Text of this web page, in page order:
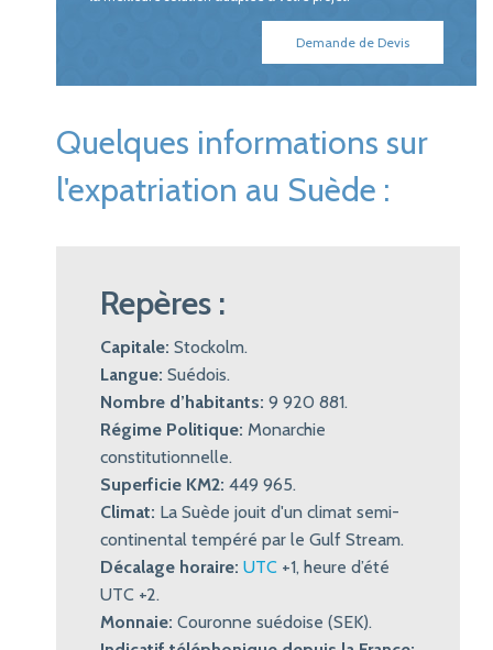
Demande de Devis
Quelques informations sur
l'expatriation au Suède :
Repères :
Capitale: Stockolm.
Langue: Suédois.
Nombre d’habitants: 9 920 881.
Régime Politique: Monarchie
constitutionnelle.
Superficie KM2: 449 965.
Climat: La Suède jouit d'un climat semi-
continental tempéré par le Gulf Stream.
Décalage horaire: UTC +1, heure d’été
UTC +2.
Monnaie: Couronne suédoise (SEK).